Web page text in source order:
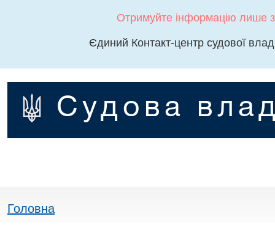
Отримуйте інформацію лише
Єдиний Контакт-центр судової
Судова
Головна